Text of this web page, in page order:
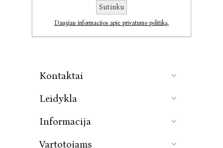
Kontaktai
Leidykla
Informacija
Vartotojams
Sutinku
Daugiau informacijos apie privatumo politiką.